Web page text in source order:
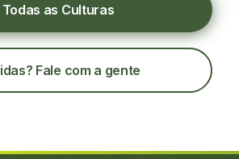
Todas as Culturas
Fale com a gente